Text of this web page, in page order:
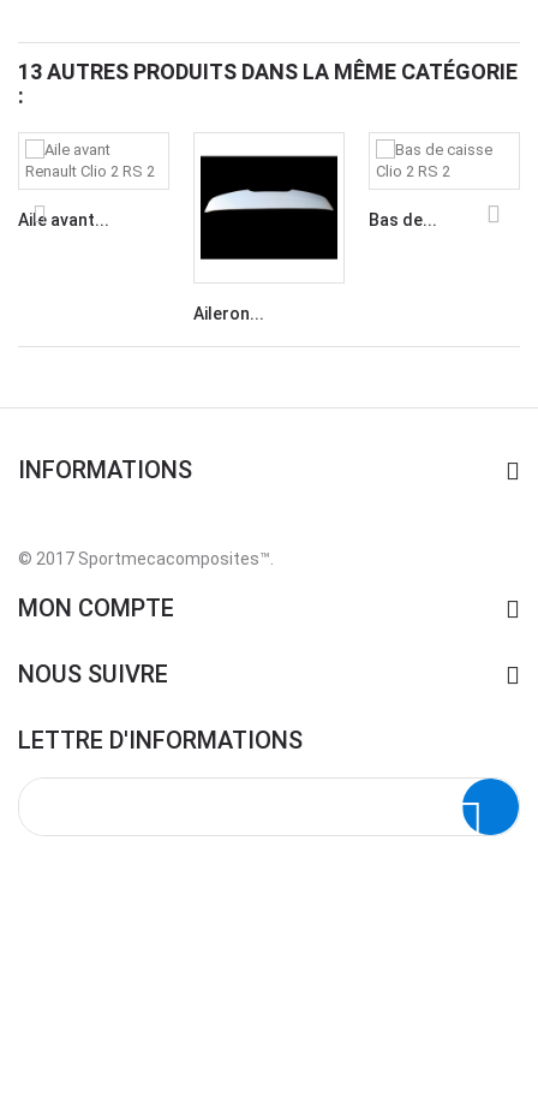
13 AUTRES PRODUITS DANS LA MÊME CATÉGORIE
:
Aile avant...
Aileron...
Bas de...
INFORMATIONS
© 2017 Sportmecacomposites™
MON COMPTE
NOUS SUIVRE
LETTRE D'INFORMATIONS